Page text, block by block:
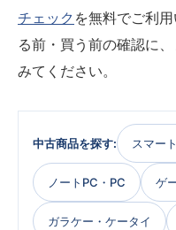
チェック を無料でご利
る前・買う前の確認に
みてください。
中古商品を探す: スマー
ノートPC・PC ゲ
ガラケー・ケータイ